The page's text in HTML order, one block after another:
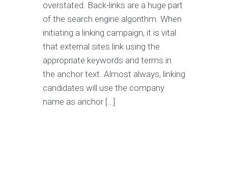
overstated. Back-links are a huge part
of the search engine algorithm. When
initiating a linking campaign, it is vital
that external sites link using the
appropriate keywords and terms in
the anchor text. Almost always, linking
candidates will use the company
name as anchor […]